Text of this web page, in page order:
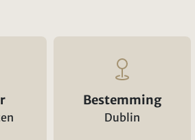
Bestemming
Dublin